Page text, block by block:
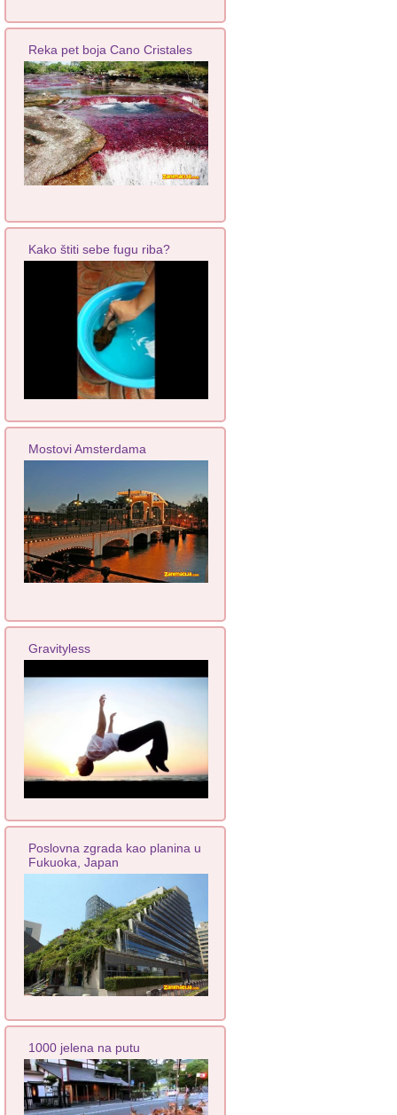
Reka pet boja Cano Cristales
Kako štiti sebe fugu riba?
Mostovi Amsterdama
Gravityless
Poslovna zgrada kao planina u
Fukuoka, Japan
1000 jelena na putu